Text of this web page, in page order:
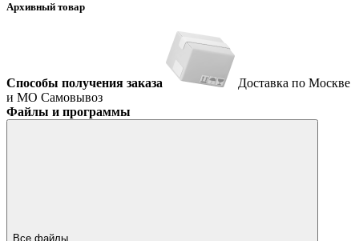
Архивный товар
Способы получения заказа
Доставка по Москве
и МО Самовывоз
Файлы и программы
Все файлы